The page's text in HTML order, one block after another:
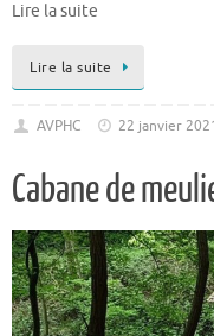
Lire la suite
Lire la suite
AVPHC 22 janvier
Cabane de